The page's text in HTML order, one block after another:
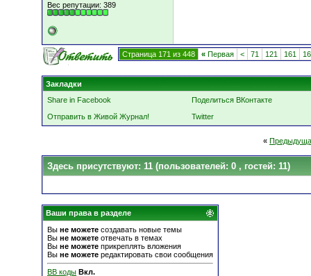
Вес репутации: 389
Страница 171 из 448 « Первая < 71 121 161
Закладки
Share in Facebook
Поделиться ВКонтакте
Отправить в Живой Журнал!
Twitter
«
Здесь присутствуют: 11 (пользователей: 0 , гостей: 11)
Ваши права в разделе
Вы не можете создавать новые темы
Вы не можете отвечать в темах
Вы не можете прикреплять вложения
Вы не можете редактировать свои сообщения
BB коды Вкл.